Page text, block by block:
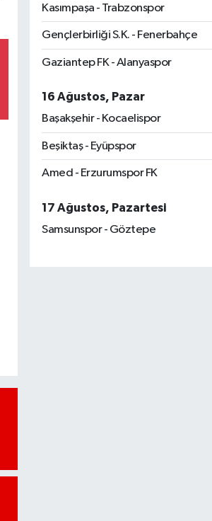
Kasımpaşa - Trabzonspor
Gençlerbirliği S.K. - Fenerbahçe
Gaziantep FK - Alanyaspor
16 Ağustos, Pazar
Başakşehir - Kocaelispor
Beşiktaş - Eyüpspor
Amed - Erzurumspor FK
17 Ağustos, Pazartesi
Samsunspor - Göztepe